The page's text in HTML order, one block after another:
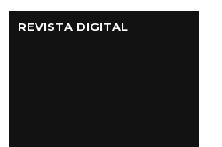
REVISTA DIGITAL